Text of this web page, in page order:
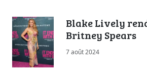
Blake Lively
Britney Spears
7 août 2024